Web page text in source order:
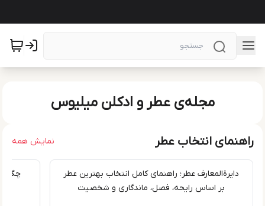
مجله‌ی عطر و ادکلن میلیوس
راهنمای انتخاب عطر نمایش همه
دایرةالمعارف عطر؛ راهنمای کامل انتخاب بهترین عطر
بر اساس رایحه، فصل، ماندگاری و شخصیت